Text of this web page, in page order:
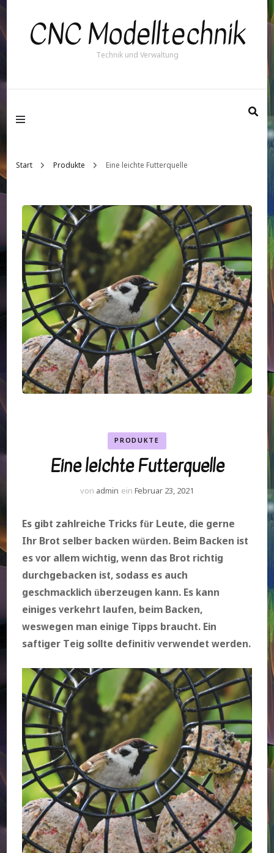
CNC Modelltechnik
Technik und Verwaltung
Start Produkte Eine leichte Futterquelle
PRODUKTE
Eine leichte Futterquelle
von admin ein Februar 23, 2021
Es gibt zahlreiche Tricks für Leute, die gerne
Ihr Brot selber backen würden. Beim Backen ist
es vor allem wichtig, wenn das Brot richtig
durchgebacken ist, sodass es auch
geschmacklich überzeugen kann. Es kann
einiges verkehrt laufen, beim Backen,
weswegen man einige Tipps braucht. Ein
saftiger Teig sollte definitiv verwendet werden.